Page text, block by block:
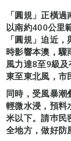
「圓規」正橫
以南約400公里
「圓規」迫近
時影響本澳，驟
風力達8至9級
東至東北風，市
同時，受風暴潮
輕微水浸，預料
米以下。請巿民
全地方，做好防